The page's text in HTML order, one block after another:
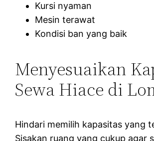
Kursi nyaman
Mesin terawat
Kondisi ban yang baik
Menyesuaikan
Sewa Hiace di
Hindari memilih kapasitas yang
Sisakan ruang yang cukup agar